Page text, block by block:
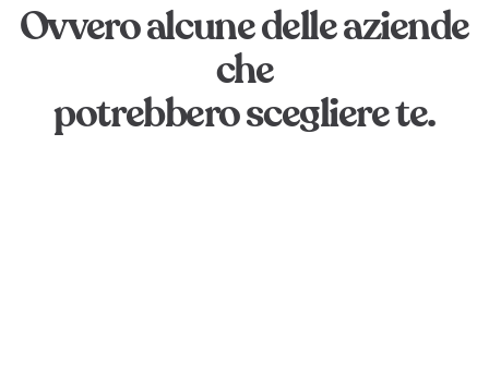
Ovvero alcune delle aziende
che
potrebbero scegliere te.